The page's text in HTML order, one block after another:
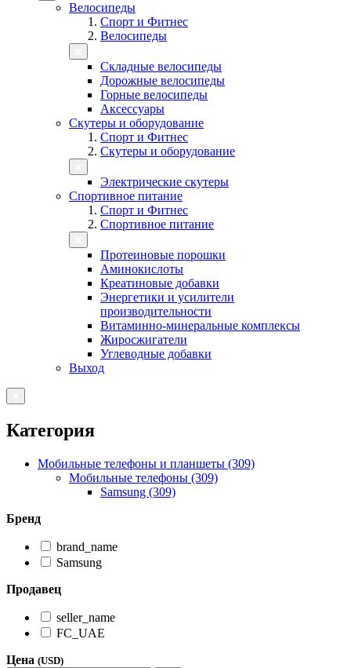
Велосипеды
Спорт и Фитнес
Велосипеды
Складные велосипеды
Дорожные велосипеды
Горные велосипеды
Аксессуары
Скутеры и оборудование
Спорт и Фитнес
Скутеры и оборудование
Электрические скутеры
Спортивное питание
Спорт и Фитнес
Спортивное питание
Протеиновые порошки
Аминокислоты
Креатиновые добавки
Энергетики и усилители
производительности
Витаминно-минеральные комплексы
Жиросжигатели
Углеводные добавки
Выход
Категория
Мобильные телефоны и планшеты (309)
Мобильные телефоны (309)
Samsung (309)
Бренд
brand_name
Samsung
Продавец
seller_name
FC_UAE
Цена (USD)